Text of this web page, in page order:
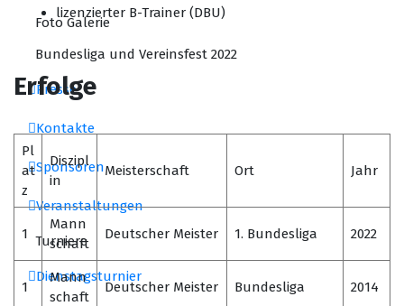
Foto Galerie
Bundesliga und Vereinsfest 2022
Presse
Kontakte
Sponsoren
Veranstaltungen
Turniere
Dienstagsturnier
lizenzierter B-Trainer (DBU)
Erfolge
Pl
at
z
Diszipl
in
Meisterschaft Ort Jahr
1
Mann
schaft
Deutscher Meister 1. Bundesliga 2022
1
Mann
schaft
Deutscher Meister Bundesliga 2014